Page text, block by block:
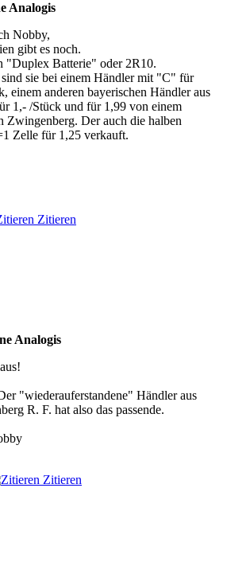
Analogis
Nobby,
gibt es noch.
"Duplex Batterie" oder 2R10.
sind sie bei einem Händler mit "C" für
einem anderen bayerischen Händler aus
1,- /Stück und für 1,99 von einem
Zwingenberg. Der auch die halben
Zelle für 1,25 verkauft.
Zitieren
Analogis
"wiederauferstandene" Händler aus
R. F. hat also das passende.
Zitieren